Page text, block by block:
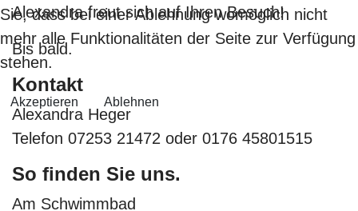
Alexandra freut sich auf Ihren Besuch!
Bis bald.
Kontakt
Alexandra Heger
Telefon 07253 21472 oder 0176 45801515
So finden Sie uns.
Am Schwimmbad
Sie, dass bei einer Ablehnung womöglich nicht
mehr alle Funktionalitäten der Seite zur Verfügung
stehen.
Akzeptieren Ablehnen